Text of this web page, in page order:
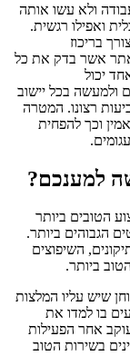
ולא עשו אותה
ואפילו רגשית.
בריכוז
אשר בדק את כל
יכול
ולמעשה בכל יישוב
רצונו. המטרה
וכך להפחית
למענכם?
הטובים ביותר
הגבוהים ביותר.
השיפוצים
ביותר.
שיש עליו המלצות
בו למדו את
אחר הפעילות
בשירות הטוב